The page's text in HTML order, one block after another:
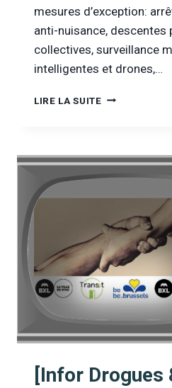
mesures d’exception:
anti-nuisance, descentes
collectives, surveillance
intelligentes et drones,…
LIRE LA SUITE[VIDÉO]
GROUPE
ACTIVE
BRUXELLES:
« IL
Y
A
UNE
URGENCE
SOCIALE
À
BRUXELLES »
[Infor Drogues